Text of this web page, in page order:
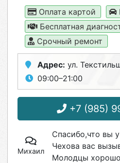
Оплата картой
Бесплатная
Срочный ремонт
Адрес: ул.
09:00–21:00
+7 (985)
Михаил
Спасибо,что вы
Чехова вас
Молодцы хорошо